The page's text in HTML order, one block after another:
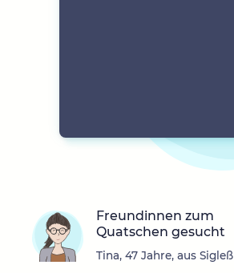
Freundinnen zum
Quatschen gesucht
Tina, 47 Jahre, aus Sigleß